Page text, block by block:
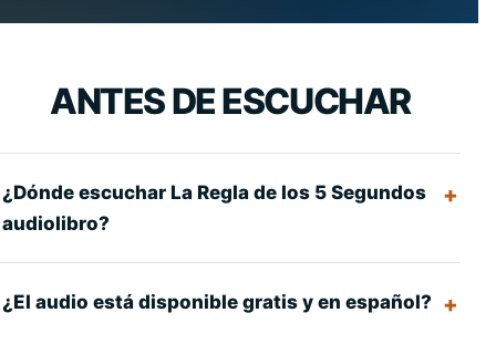
ANTES DE ESCUCHAR
¿Dónde escuchar La Regla de los 5 Segundos
audiolibro?
¿El audio está disponible gratis y en español?